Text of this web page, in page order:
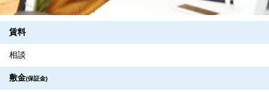
賃料
相談
敷金(保証金)